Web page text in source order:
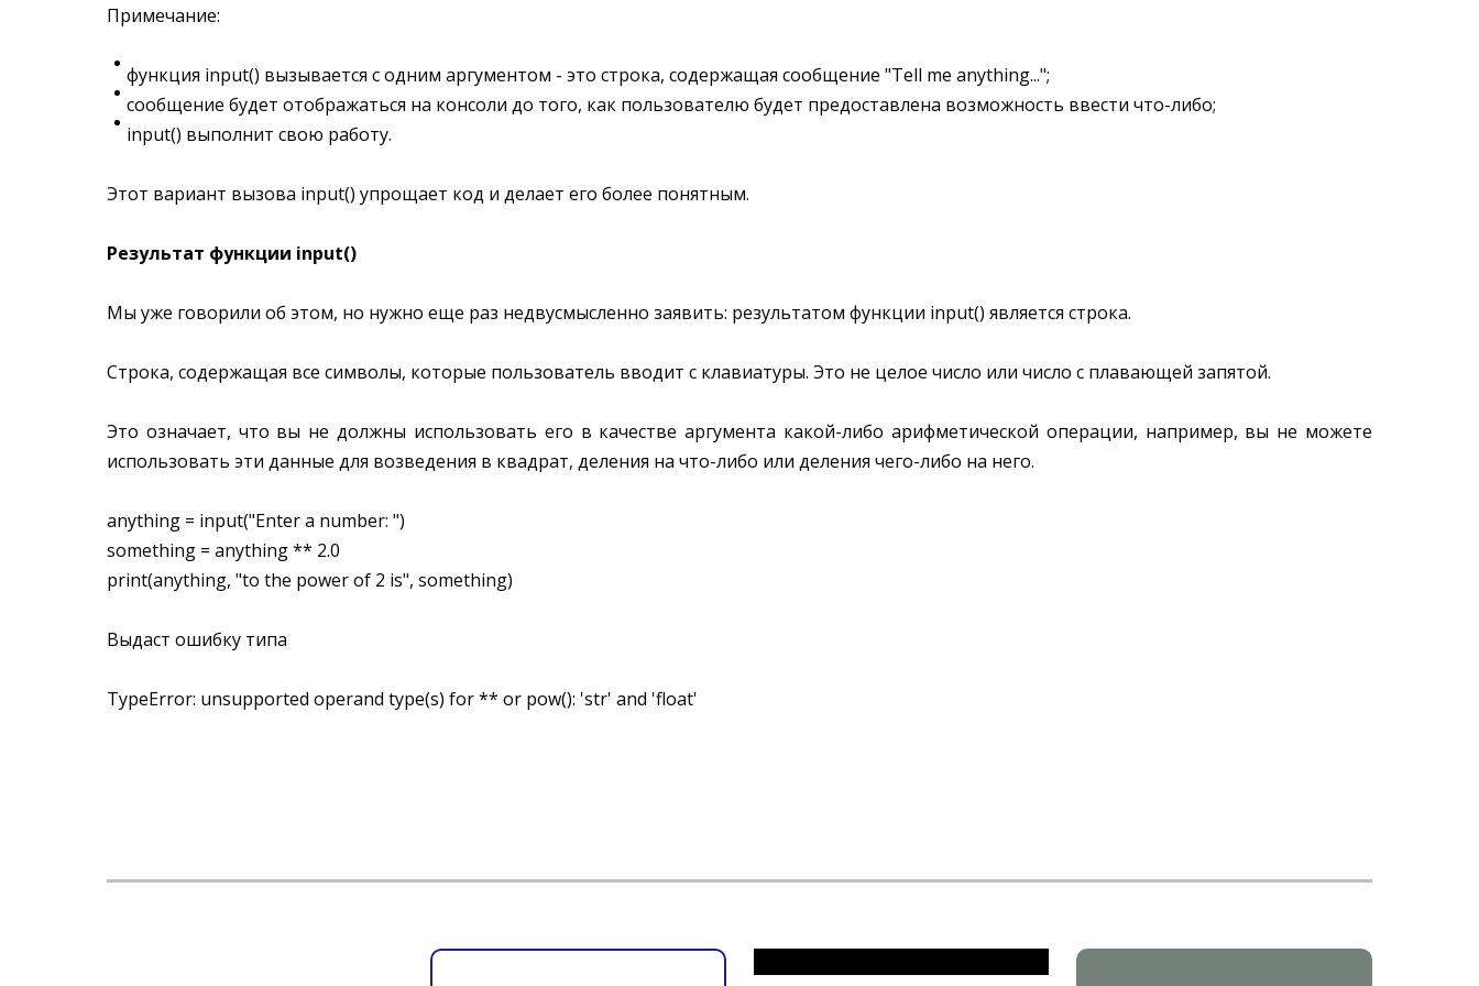
Примечание:
функция input() вызывается с одним аргументом - это строка, содержащая сообщение "Tell me anything...";
сообщение будет отображаться на консоли до того, как пользователю будет предоставлена возможность ввести что-либо;
input() выполнит свою работу.
Этот вариант вызова input() упрощает код и делает его более понятным.
Результат функции input()
Мы уже говорили об этом, но нужно еще раз недвусмысленно заявить: результатом функции input() является строка.
Строка, содержащая все символы, которые пользователь вводит с клавиатуры. Это не целое число или число с плавающей запятой.
Это означает, что вы не должны использовать его в качестве аргумента какой-либо арифметической операции, например, вы не можете
использовать эти данные для возведения в квадрат, деления на что-либо или деления чего-либо на него.
anything = input("Enter a number: ")
something = anything ** 2.0
print(anything, "to the power of 2 is", something)
Выдаст ошибку типа
TypeError: unsupported operand type(s) for ** or pow(): 'str' and 'float'